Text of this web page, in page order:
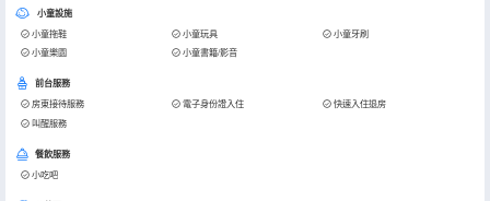
小童設施
小童拖鞋 小童玩具
小童牙刷
小童樂園
小童書籍/影音
前台服務
房東接待服務 電子身份證入住
快速入住退房
叫醒服務
餐飲服務
小吃吧